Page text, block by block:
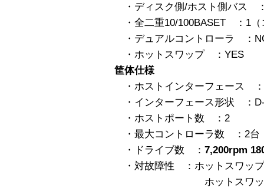
・ディスク側/ホスト側バス
・全二重10/100BASET ：1（
・デュアルコントローラ ：
・ホットスワップ ：YES
筐体仕様
・ホストインターフェース
・インターフェース形状 ：D-
・ホストポート数 ：2
・最大コントローラ数 ：2台
・ドライブ数 ： 7,200rpm
・対故障性 ：ホットスワッ
ホットスワップフ